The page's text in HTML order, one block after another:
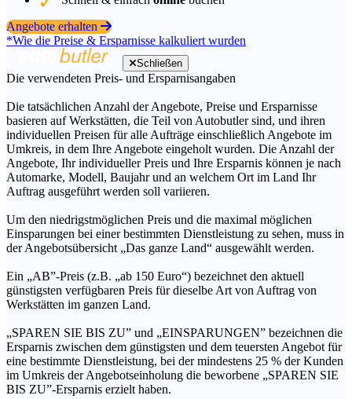
Angebote erhalten
*Wie die Preise & Ersparnisse kalkuliert wurden
Schließen
Die verwendeten Preis- und Ersparnisangaben
Die tatsächlichen Anzahl der Angebote, Preise und Ersparnisse
basieren auf Werkstätten, die Teil von Autobutler sind, und ihren
individuellen Preisen für alle Aufträge einschließlich Angebote im
Umkreis, in dem Ihre Angebote eingeholt wurden. Die Anzahl der
Angebote, Ihr individueller Preis und Ihre Ersparnis können je nach
Automarke, Modell, Baujahr und an welchem Ort im Land Ihr
Auftrag ausgeführt werden soll variieren.
Um den niedrigstmöglichen Preis und die maximal möglichen
Einsparungen bei einer bestimmten Dienstleistung zu sehen, muss in
der Angebotsübersicht „Das ganze Land“ ausgewählt werden.
Ein „AB”-Preis (z.B. „ab 150 Euro“) bezeichnet den aktuell
günstigsten verfügbaren Preis für dieselbe Art von Auftrag von
Werkstätten im ganzen Land.
„SPAREN SIE BIS ZU” und „EINSPARUNGEN” bezeichnen die
Ersparnis zwischen dem günstigsten und dem teuersten Angebot für
eine bestimmte Dienstleistung, bei der mindestens 25 % der Kunden
im Umkreis der Angebotseinholung die beworbene „SPAREN SIE
BIS ZU”-Ersparnis erzielt haben.